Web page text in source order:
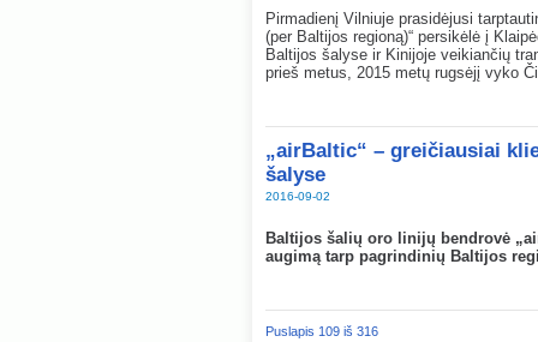
Pirmadienį Vilniuje prasidėjusi
(per Baltijos regioną)“ persikėlė į
Baltijos šalyse ir Kinijoje veikiančių
prieš metus, 2015 metų rugsėjį vyko
„airBaltic“ – greičiausiai
šalyse
2016-09-02
Baltijos šalių oro linijų bendrovė
augimą tarp pagrindinių Baltijos
Puslapis 109 iš 316